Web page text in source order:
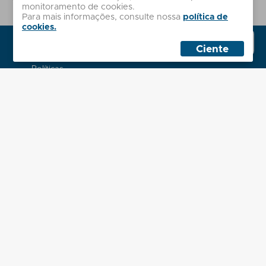
Este dado não é compartilhado com terceiros e garantimos sua
segurança com base em nossa
Política de Privacidade
Políticas
Sales
monitoramento de cookies.
Para mais informações, consulte nossa política de
cookies.
Ciente